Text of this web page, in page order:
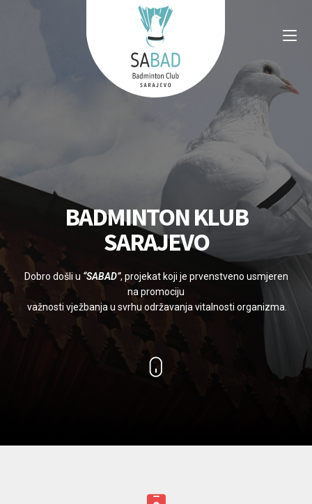
BADMINTON KLUB
SARAJEVO
Dobro došli u “SABAD”, projekat koji je prvenstveno usmjeren
na promociju
važnosti vježbanja u svrhu održavanja vitalnosti organizma.